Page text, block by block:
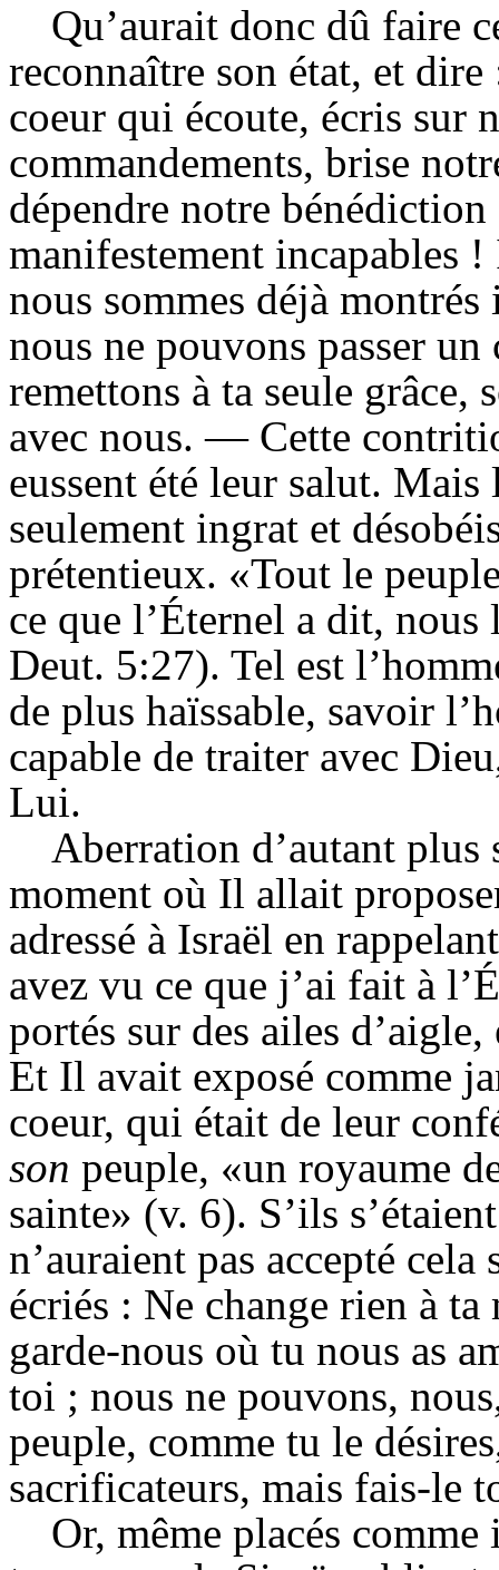
Qu’aurait donc dû faire
reconnaître son état, et
coeur qui écoute, écris sur
commandements, brise
dépendre notre
manifestement incapables
nous sommes déjà
nous ne pouvons passer
remettons à ta seule grâce,
avec nous. — Cette
eussent été leur salut. Mais
seulement ingrat et
prétentieux. «Tout le
ce que l’Éternel a dit,
Deut. 5:27). Tel est
de plus haïssable, savoir
capable de traiter avec
Lui.
Aberration d’autant
moment où Il allait
adressé à Israël en
avez vu ce que j’ai fait à
portés sur des ailes
Et Il avait exposé comme
coeur, qui était de leur
son peuple, «un royaume
sainte» (v. 6). S’ils
n’auraient pas accepté
écriés : Ne change rien à
garde-nous où tu nous as
toi ; nous ne pouvons,
peuple, comme tu le
sacrificateurs, mais fais-le
Or, même placés